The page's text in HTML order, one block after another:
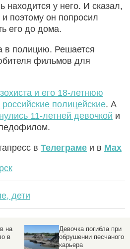
находится у него. И сказал,
поэтому он попросил
его до дома.
полицию. Решается
фильмов для
и его 18-летнюю
полицейские. А
11-летней девочкой и
в Телеграме и в Max
дети
на
в
Девочка погибла при
обрушении песчаного
карьера